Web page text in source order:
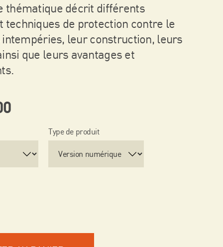
thématique décrit différents
techniques de protection contre le
leur construction, leurs
que leurs avantages et
Type de produit